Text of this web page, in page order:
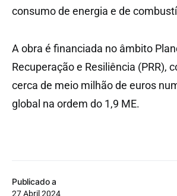
Publicado a
27 Abril 2024
consumo de energia e de
A obra é financiada no âmbito
Recuperação e Resiliência (PRR),
cerca de meio milhão de euros
global na ordem do 1,9 ME.